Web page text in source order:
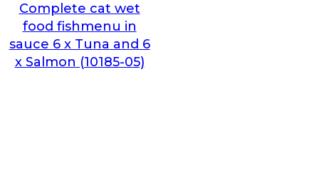
Complete cat wet
food fishmenu in
sauce 6 x Tuna and 6
x Salmon (10185-05)